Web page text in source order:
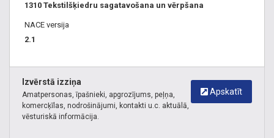
1310 Tekstilšķiedru sagatavošana un vērpšana
NACE versija
2.1
Apskatīt
Izvērstā izziņa
Amatpersonas, īpašnieki, apgrozījums, peļņa,
komercķīlas, nodrošinājumi, kontakti u.c. aktuālā,
vēsturiskā informācija.